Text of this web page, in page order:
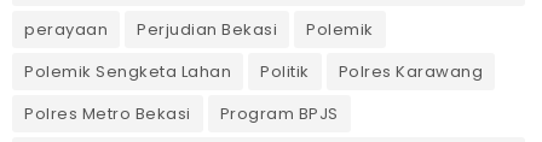
perayaan
Perjudian Bekasi
Polemik
Polemik Sengketa Lahan
Politik
Polres Karawang
Polres Metro Bekasi
Program BPJS